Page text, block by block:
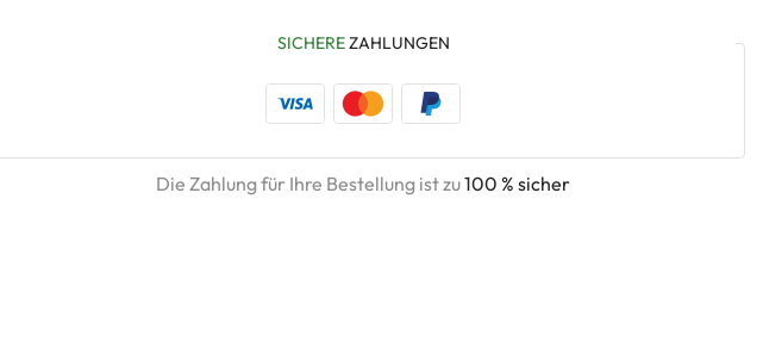
SICHEREZAHLUNGEN
Die Zahlung für Ihre Bestellung ist zu100 % sicher